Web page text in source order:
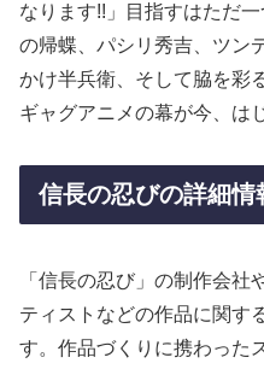
なります!!」目指すはただ
の帰蝶、パシリ秀吉、ツン
かけ半兵衛、そして脇を彩
ギャグアニメの幕が今、は
信長の忍びの詳細情
「信長の忍び」の制作会
ティストなどの作品に関す
す。作品づくりに携わった